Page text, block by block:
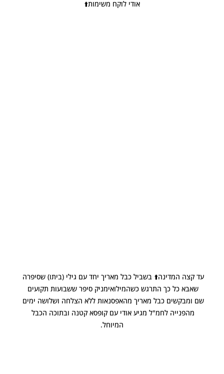
אודי לוקח משימות⬆️
עד קצה המדינה⬆️ בשביל כבל מאריך יחד עם גילי (ביתו) שסיפרה
שאבא כל כך התרגש כשהמילואימניק סיפר ששבועות תקועים
שם ומבקשים כבל מאריך מהאפסנאות ללא הצלחה ושלושה ימים
מהפנייה לחמ"ל מגיע אודי עם קופסא קטנה ובתוכה הכבל
המיוחל.